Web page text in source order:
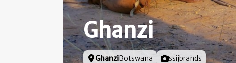
Ghanzi
Locatie
GhanziBotswana Foto door
ssijbrands